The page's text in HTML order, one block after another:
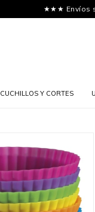
★★★ Envíos
CUCHILLOS Y CORTES